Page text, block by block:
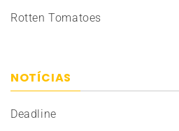
Rotten Tomatoes
NOTÍCIAS
Deadline